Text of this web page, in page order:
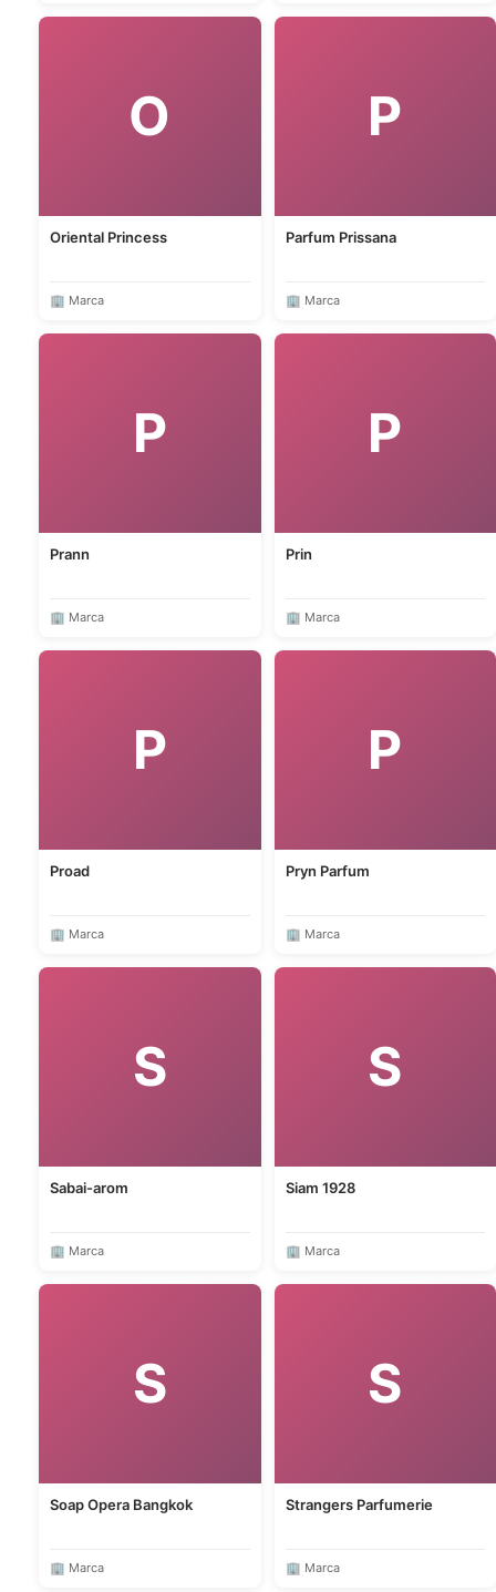
O
Oriental Princess
🏢 Marca
P
Parfum Prissana
🏢 Marca
P
Prann
🏢 Marca
P
Prin
🏢 Marca
P
Proad
🏢 Marca
P
Pryn Parfum
🏢 Marca
S
Sabai-arom
🏢 Marca
S
Siam 1928
🏢 Marca
S
Soap Opera Bangkok
🏢 Marca
S
Strangers Parfumerie
🏢 Marca